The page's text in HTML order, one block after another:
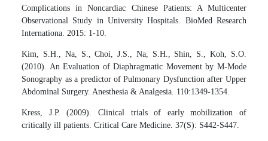
Complications in Noncardiac Chinese Patients: A Multicenter
Observational Study in University Hospitals. BioMed Research
Internationa. 2015: 1-10.
Kim, S.H., Na, S., Choi, J.S., Na, S.H., Shin, S., Koh, S.O.
(2010). An Evaluation of Diaphragmatic Movement by M-Mode
Sonography as a predictor of Pulmonary Dysfunction after Upper
Abdominal Surgery. Anesthesia & Analgesia. 110:1349-1354.
Kress, J.P. (2009). Clinical trials of early mobilization of
critically ill patients. Critical Care Medicine. 37(S): S442-S447.